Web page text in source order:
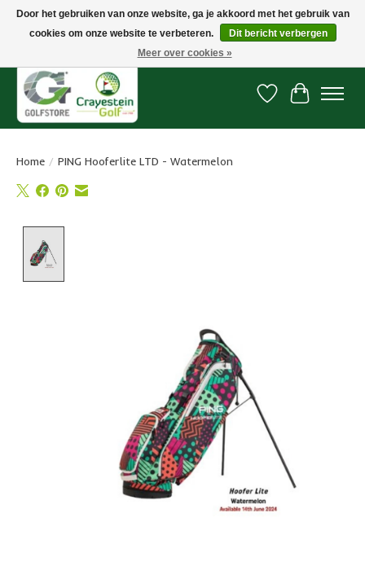
Snelle levering, gratis vanaf € 100. Onze oncourse Golfshop in Dordrecht is
Verlanglijst
Home / PING Hooferlite LTD - Watermelon
Door het gebruiken van onze website, ga je akkoord met het gebruik van
cookies om onze website te verbeteren.
Dit bericht verbergen
Meer over cookies »